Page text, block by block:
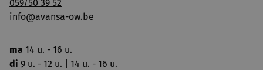
059/50 39 52
info@avansa-ow.be
ma 14 u. - 16 u.
di 9 u. - 12 u. | 14 u. - 16 u.